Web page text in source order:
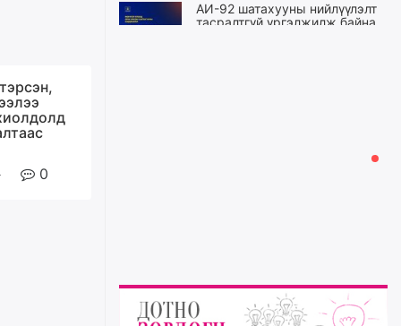
0
АИ-92 шатахууны нийлүүлэлт
тасралтгүй үргэлжилж байна
Нефть импортлогч компаниуд